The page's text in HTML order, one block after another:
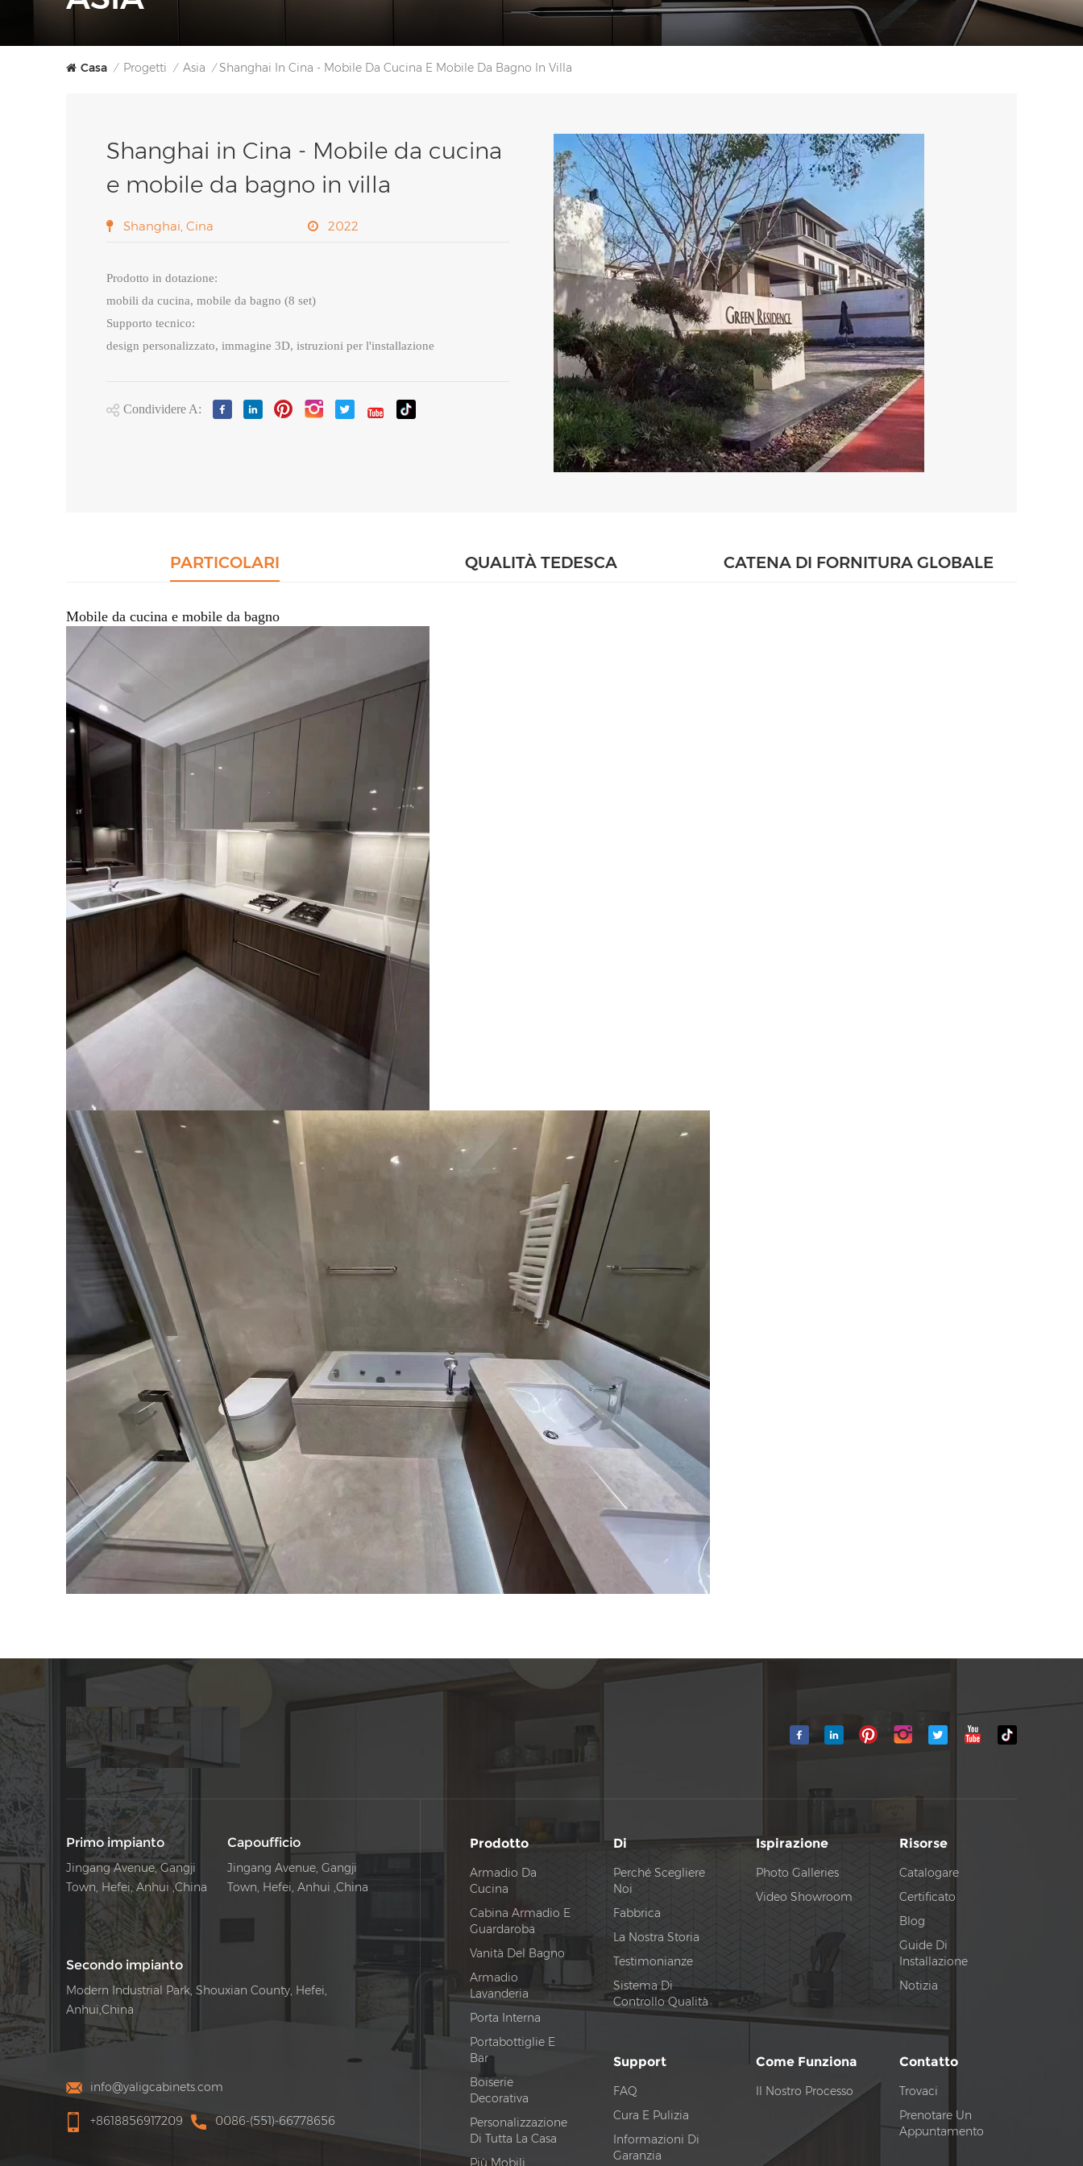
Casa / Progetti / Asia / Shanghai In Cina - Mobile Da Cucina E Mobile Da Bagno In Villa
Shanghai in Cina - Mobile da cucina
e mobile da bagno in villa
Shanghai, Cina 2022
Prodotto in dotazione:
mobili da cucina, mobile da bagno (8 set)
Supporto tecnico:
design personalizzato, immagine 3D, istruzioni per l'installazione
Condividere A:
PARTICOLARI QUALITÀ TEDESCA CATENA DI FORNITURA GLOBALE
Mobile da cucina e mobile da bagno
Primo impianto
Jingang Avenue, Gangji
Town, Hefei, Anhui ,China
Capoufficio
Jingang Avenue, Gangji
Town, Hefei, Anhui ,China
Secondo impianto
Modern Industrial Park, Shouxian County, Hefei,
Anhui,China
info@yaligcabinets.com
+8618856917209 0086-(551)-66778656
Prodotto
Armadio Da
Cucina
Cabina Armadio E
Guardaroba
Vanità Del Bagno
Armadio
Lavanderia
Porta Interna
Portabottiglie E
Bar
Boiserie
Decorativa
Personalizzazione
Di Tutta La Casa
Più Mobili
Di
Perché Scegliere
Noi
Fabbrica
La Nostra Storia
Testimonianze
Sistema Di
Controllo Qualità
Ispirazione
Photo Galleries
Video Showroom
Risorse
Catalogare
Certificato
Blog
Guide Di
Installazione
Notizia
Support
FAQ
Cura E Pulizia
Informazioni Di
Garanzia
Come Funziona
Il Nostro Processo
Contatto
Trovaci
Prenotare Un
Appuntamento